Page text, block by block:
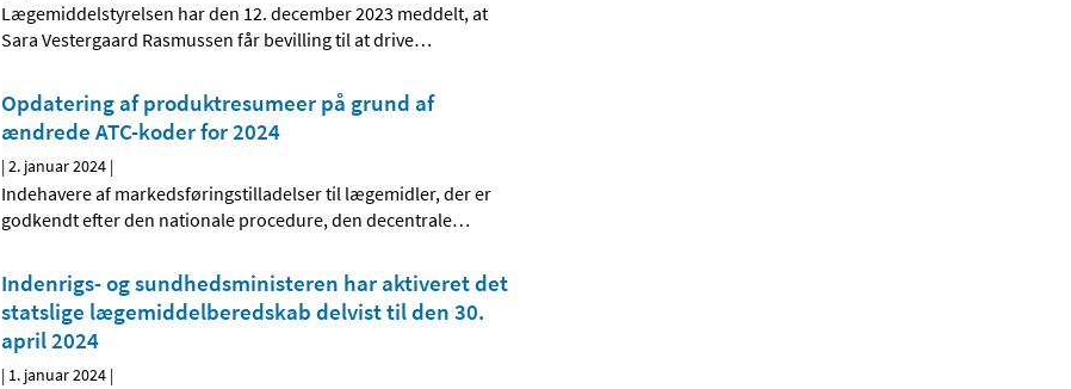
Lægemiddelstyrelsen har den 12. december 2023 meddelt, at
Sara Vestergaard Rasmussen får bevilling til at drive…
Opdatering af produktresumeer på grund af
ændrede ATC-koder for 2024
|2. januar 2024 |
Indehavere af markedsføringstilladelser til lægemidler, der er
godkendt efter den nationale procedure, den decentrale…
Indenrigs- og sundhedsministeren har aktiveret det
statslige lægemiddelberedskab delvist til den 30.
april 2024
| 1. januar 2024 |